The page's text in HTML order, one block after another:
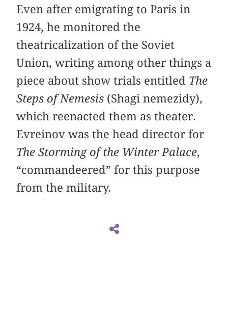
Even after emigrating to Paris in
1924, he monitored the
theatricalization of the Soviet
Union, writing among other things a
piece about show trials entitled The
Steps of Nemesis (Shagi nemezidy),
which reenacted them as theater.
Evreinov was the head director for
The Storming of the Winter Palace,
“commandeered” for this purpose
from the military.